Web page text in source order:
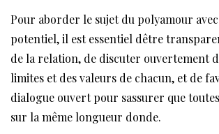
Pour aborder le sujet du polyamour
potentiel, il est essentiel dêtre
de la relation, de discuter ouvertement
limites et des valeurs de chacun, et de
dialogue ouvert pour sassurer que
sur la même longueur donde.